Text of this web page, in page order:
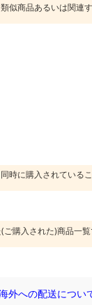
似商品あるいは関連
同時に購入されている
購入された)商品一覧
外への配送につい